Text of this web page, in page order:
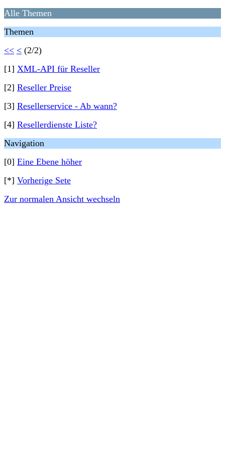
Alle Themen
Themen
<< < (2/2)
[1] XML-API für Reseller
[2] Reseller Preise
[3] Resellerservice - Ab wann?
[4] Resellerdienste Liste?
Navigation
[0] Eine Ebene höher
[*] Vorherige Sete
Zur normalen Ansicht wechseln